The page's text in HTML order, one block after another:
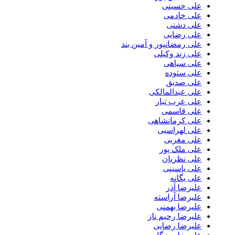
علی حسینی
علی خادمی
علی دشتی
علی رضایی
علی رمضانپور و آمین بند
علی زند وکیلی
علی سپاهی
علی ستوده
علی صدیق
علی عبدالمالکی
علی عرب تبار
علی قاسمی
علی کرمانشاهی
علی لهراسبی
علی مغربی
علی ملک پور
علی نظریان
علی یاسینی
علی یگانه
علیرضا آذر
علیرضا آراسته
علیرضا بهمنی
علیرضا رحیم ناز
علیرضا رضایی